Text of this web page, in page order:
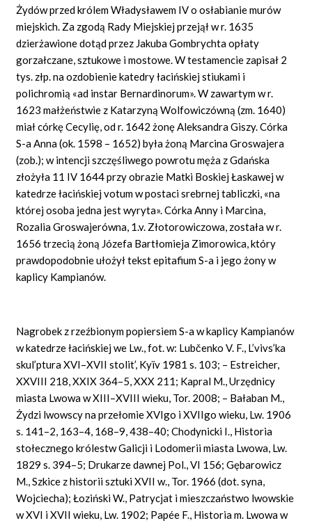
Żydów przed królem Władysławem IV o osłabianie murów
miejskich. Za zgodą Rady Miejskiej przejął w r. 1635
dzierżawione dotąd przez Jakuba Gombrychta opłaty
gorzałczane, sztukowe i mostowe. W testamencie zapisał 2
tys. złp. na ozdobienie katedry łacińskiej stiukami i
polichromią «ad instar Bernardinorum». W zawartym w r.
1623 małżeństwie z Katarzyną Wolfowiczówną (zm. 1640)
miał córkę Cecylię, od r. 1642 żonę Aleksandra Giszy. Córka
S-a Anna (ok. 1598 – 1652) była żoną Marcina Groswajera
(zob.); w intencji szczęśliwego powrotu męża z Gdańska
złożyła 11 IV 1644 przy obrazie Matki Boskiej Łaskawej w
katedrze łacińskiej votum w postaci srebrnej tabliczki, «na
której osoba jedna jest wyryta». Córka Anny i Marcina,
Rozalia Groswajerówna, 1.v. Złotorowiczowa, została w r.
1656 trzecią żoną Józefa Bartłomieja Zimorowica, który
prawdopodobnie ułożył tekst epitafium S-a i jego żony w
kaplicy Kampianów.
Nagrobek z rzeźbionym popiersiem S-a w kaplicy Kampianów
w katedrze łacińskiej we Lw., fot. w: Lubčenko V. F., L’vivs’ka
skul’ptura XVI–XVII stolit’, Kyïv 1981 s. 103; – Estreicher,
XXVIII 218, XXIX 364–5, XXX 211; Kapral M., Urzędnicy
miasta Lwowa w XIII–XVIII wieku, Tor. 2008; – Bałaban M.,
Żydzi lwowscy na przełomie XVIgo i XVIIgo wieku, Lw. 1906
s. 141–2, 163–4, 168–9, 438–40; Chodynicki I., Historia
stołecznego królestw Galicji i Lodomerii miasta Lwowa, Lw.
1829 s. 394–5; Drukarze dawnej Pol., VI 156; Gębarowicz
M., Szkice z historii sztuki XVII w., Tor. 1966 (dot. syna,
Wojciecha); Łoziński W., Patrycjat i mieszczaństwo lwowskie
w XVI i XVII wieku, Lw. 1902; Papée F., Historia m. Lwowa w